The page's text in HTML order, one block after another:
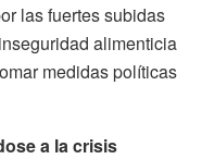
las fuertes subidas
alimenticia
medidas políticas
a la crisis